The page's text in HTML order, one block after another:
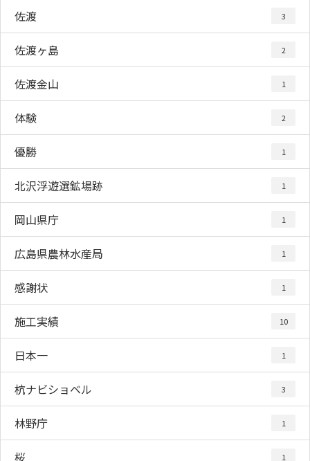
佐渡 3
佐渡ヶ島 2
佐渡金山 1
体験 2
優勝 1
北沢浮遊選鉱場跡 1
岡山県庁 1
広島県農林水産局 1
感謝状 1
施工実績 10
日本一 1
杭ナビショベル 3
林野庁 1
桜 1